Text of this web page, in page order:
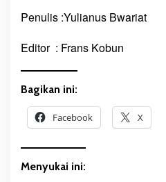
Penulis :Yulianus Bwariat
Editor : Frans Kobun
Bagikan ini:
Facebook X
Menyukai ini: